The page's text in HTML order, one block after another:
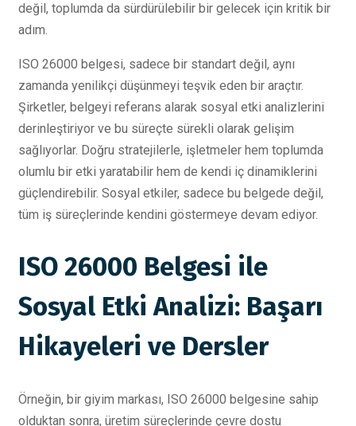
değil, toplumda da sürdürülebilir bir gelecek için kritik bir
adım.
ISO 26000 belgesi, sadece bir standart değil, aynı
zamanda yenilikçi düşünmeyi teşvik eden bir araçtır.
Şirketler, belgeyi referans alarak sosyal etki analizlerini
derinleştiriyor ve bu süreçte sürekli olarak gelişim
sağlıyorlar. Doğru stratejilerle, işletmeler hem toplumda
olumlu bir etki yaratabilir hem de kendi iç dinamiklerini
güçlendirebilir. Sosyal etkiler, sadece bu belgede değil,
tüm iş süreçlerinde kendini göstermeye devam ediyor.
ISO 26000 Belgesi ile
Sosyal Etki Analizi: Başarı
Hikayeleri ve Dersler
Örneğin, bir giyim markası, ISO 26000 belgesine sahip
olduktan sonra, üretim süreçlerinde çevre dostu